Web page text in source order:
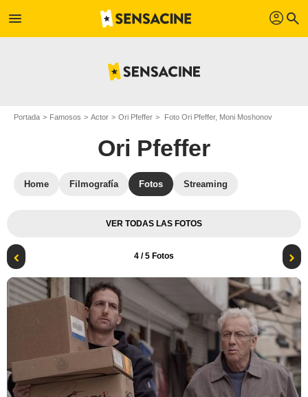
menu profil search
Portada Famosos Actor Ori Pfeffer Foto Ori Pfeffer, Moni Moshonov
Ori Pfeffer
Home Filmografía Fotos Streaming
VER TODAS LAS FOTOS
4 / 5 Fotos